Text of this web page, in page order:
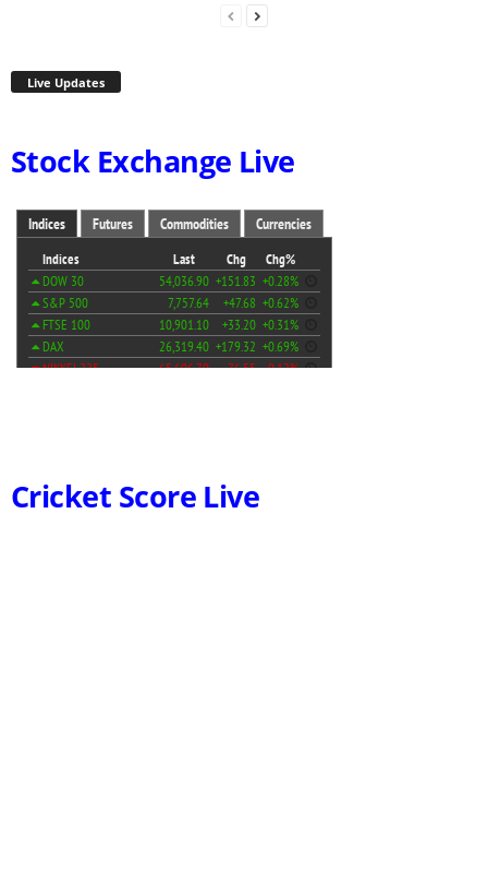
Live Updates
Stock Exchange Live
Cricket Score Live